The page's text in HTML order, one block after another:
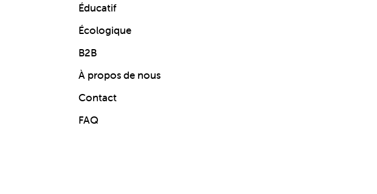
Éducatif
Écologique
B2B
À propos de nous
Contact
FAQ